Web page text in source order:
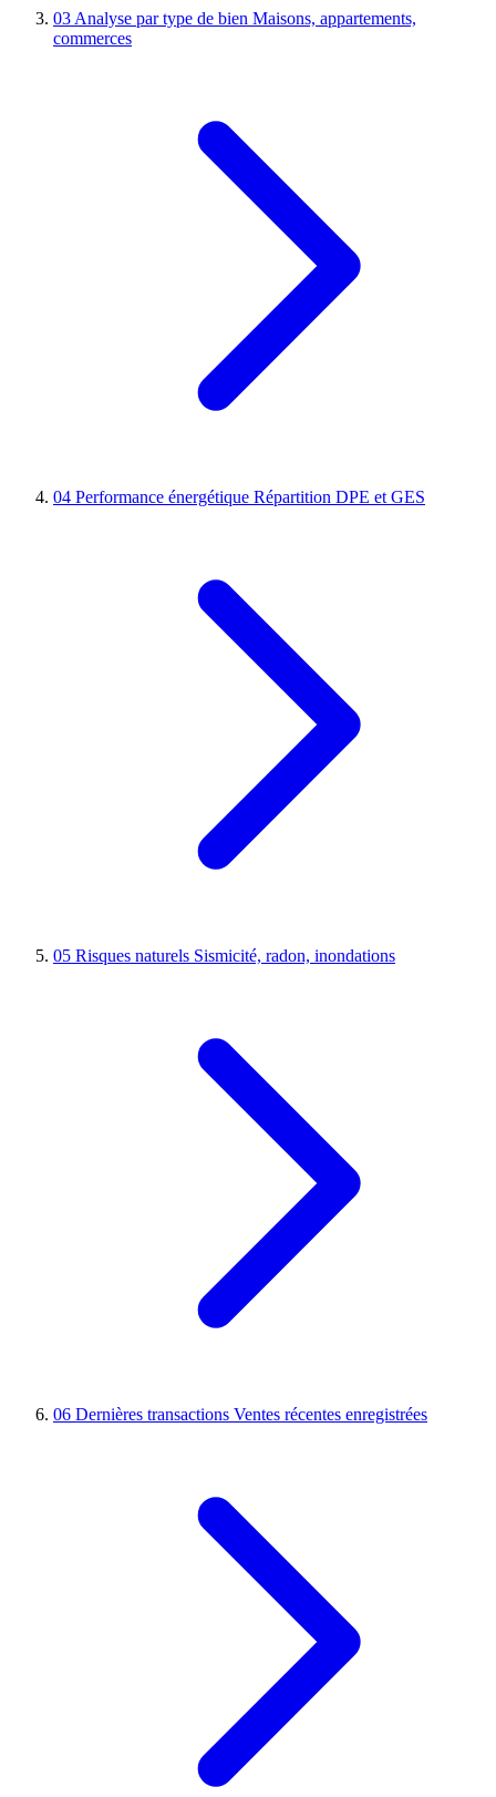
03 Analyse par type de bien Maisons, appartements,
commerces
04 Performance énergétique Répartition DPE et GES
05 Risques naturels Sismicité, radon, inondations
06 Dernières transactions Ventes récentes enregistrées